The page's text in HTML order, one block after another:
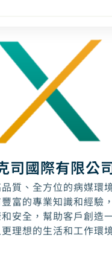
司國際有限公
質、全方位的病媒環
富的專業知識和經驗
安全，幫助客戶創造
理想的生活和工作環